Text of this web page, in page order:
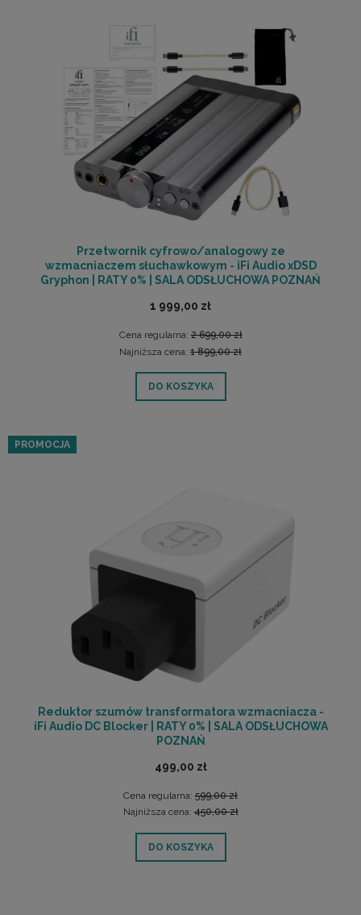
Przetwornik cyfrowo/analogowy ze
wzmacniaczem słuchawkowym - iFi Audio xDSD
Gryphon | RATY 0% | SALA ODSŁUCHOWA POZNAŃ
1 999,00 zł
Cena regularna:2 699,00 zł
Najniższa cena: 1 899,00 zł
DO KOSZYKA
Reduktor szumów transformatora wzmacniacza -
iFi Audio DC Blocker | RATY 0% | SALA ODSŁUCHOWA
POZNAŃ
499,00 zł
Cena regularna: 599,00 zł
Najniższa cena:450,00 zł
DO KOSZYKA
PROMOCJA